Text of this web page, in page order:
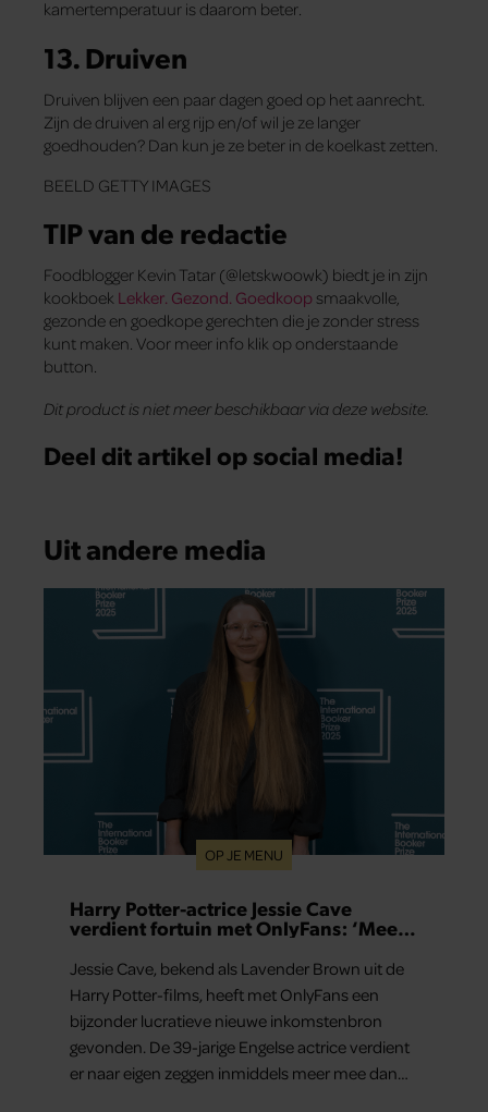
kamertemperatuur is daarom beter.
13. Druiven
Druiven blijven een paar dagen goed op het aanrecht.
Zijn de druiven al erg rijp en/of wil je ze langer
goedhouden? Dan kun je ze beter in de koelkast zetten.
BEELD GETTY IMAGES
TIP van de redactie
Foodblogger Kevin Tatar (@letskwoowk) biedt je in zijn
kookboek Lekker. Gezond. Goedkoop smaakvolle,
gezonde en goedkope gerechten die je zonder stress
kunt maken. Voor meer info klik op onderstaande
button.
Dit product is niet meer beschikbaar via deze website.
Deel dit artikel op social media!
Uit andere media
OP JE MENU
Harry Potter-actrice Jessie Cave
verdient fortuin met OnlyFans: ‘Meer
Jessie Cave, bekend als Lavender Brown uit de
Harry Potter-films, heeft met OnlyFans een
bijzonder lucratieve nieuwe inkomstenbron
gevonden. De 39-jarige Engelse actrice verdient
er naar eigen zeggen inmiddels meer mee dan